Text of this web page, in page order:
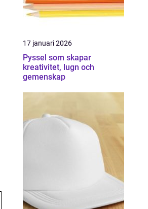
17 januari 2026
Pyssel som skapar
kreativitet, lugn och
gemenskap